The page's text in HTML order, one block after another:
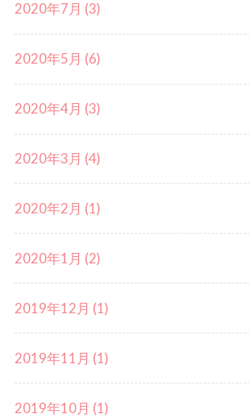
2020年7月 (3)
2020年5月 (6)
2020年4月 (3)
2020年3月 (4)
2020年2月 (1)
2020年1月 (2)
2019年12月 (1)
2019年11月 (1)
2019年10月 (1)